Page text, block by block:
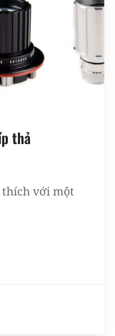
thả
thích với một